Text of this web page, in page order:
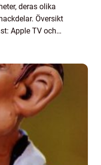
deras olika
Översikt
Apple TV och